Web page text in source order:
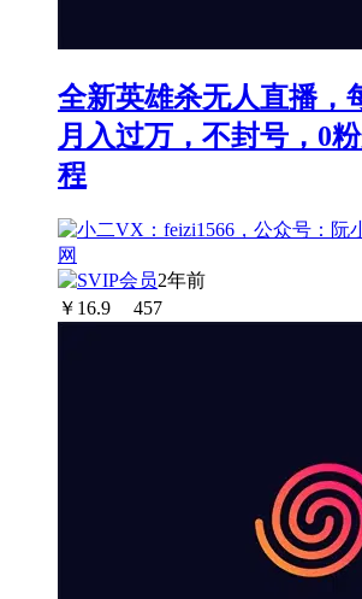
全新英雄杀无人直播，
月入过万，不封号，0
程
2年前
￥ 16.9 457